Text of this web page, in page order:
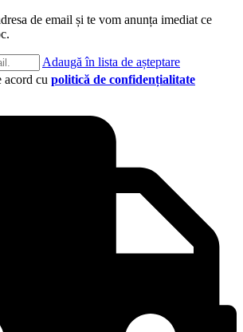
de email și te vom anunța imediat ce
Adaugă în lista de așteptare
acord cu politică de confidențialitate